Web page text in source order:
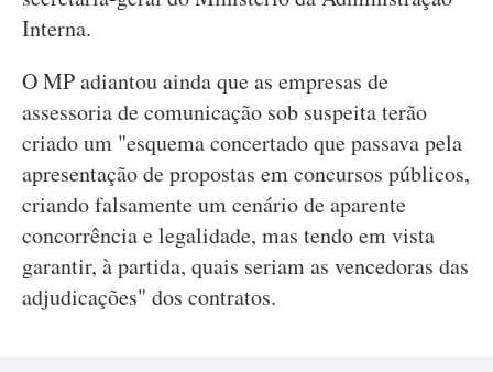
Interna.
O MP adiantou ainda que as empresas de
assessoria de comunicação sob suspeita terão
criado um "esquema concertado que passava pela
apresentação de propostas em concursos públicos,
criando falsamente um cenário de aparente
concorrência e legalidade, mas tendo em vista
garantir, à partida, quais seriam as vencedoras das
adjudicações" dos contratos.